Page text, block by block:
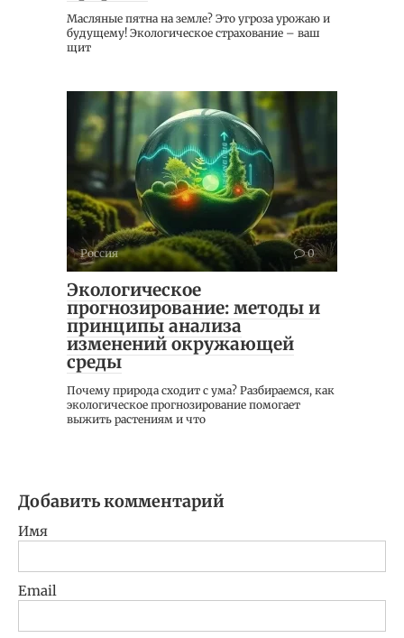
Масляные пятна на земле? Это угроза урожаю и
будущему! Экологическое страхование – ваш
щит
Россия 0
Экологическое
прогнозирование: методы и
принципы анализа
изменений окружающей
среды
Почему природа сходит с ума? Разбираемся, как
экологическое прогнозирование помогает
выжить растениям и что
Добавить комментарий
Имя
Email